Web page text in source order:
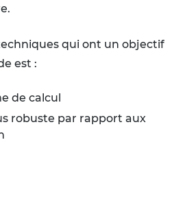
qui ont un objectif
est :
de calcul
robuste par rapport aux